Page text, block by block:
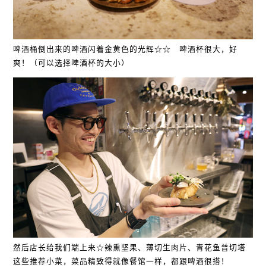
啤酒桶倒出来的啤酒闪着金黄色的光辉☆☆ 啤酒杯很大，好
爽！（可以选择啤酒杯的大小）
然后店长给我们端上来☆辣熏坚果、薄切生肉片、青花鱼普切塔
这些推荐小菜，菜品精致得就像餐馆一样，都跟啤酒很搭！